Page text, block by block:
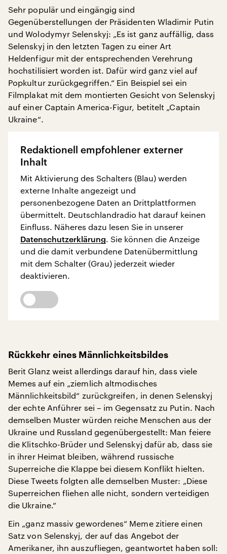
Sehr populär und eingängig sind
Gegenüberstellungen der Präsidenten Wladimir Putin
und Wolodymyr Selenskyj: „Es ist ganz auffällig, dass
Selenskyj in den letzten Tagen zu einer Art
Heldenfigur mit der entsprechenden Verehrung
hochstilisiert worden ist. Dafür wird ganz viel auf
Popkultur zurückgegriffen.“ Ein Beispiel sei ein
Filmplakat mit dem montierten Gesicht von Selenskyj
auf einer Captain America-Figur, betitelt „Captain
Ukraine“.
Redaktionell empfohlener externer
Inhalt
Mit Aktivierung des Schalters (Blau) werden
externe Inhalte angezeigt und
personenbezogene Daten an Drittplattformen
übermittelt. Deutschlandradio hat darauf keinen
Einfluss. Näheres dazu lesen Sie in unserer
Datenschutzerklärung. Sie können die Anzeige
und die damit verbundene Datenübermittlung
mit dem Schalter (Grau) jederzeit wieder
deaktivieren.
Rückkehr eines Männlichkeitsbildes
Berit Glanz weist allerdings darauf hin, dass viele
Memes auf ein „ziemlich altmodisches
Männlichkeitsbild“ zurückgreifen, in denen Selenskyj
der echte Anführer sei – im Gegensatz zu Putin. Nach
demselben Muster würden reiche Menschen aus der
Ukraine und Russland gegenübergestellt: Man feiere
die Klitschko-Brüder und Selenskyj dafür ab, dass sie
in ihrer Heimat bleiben, während russische
Superreiche die Klappe bei diesem Konflikt hielten.
Diese Tweets folgten alle demselben Muster: „Diese
Superreichen fliehen alle nicht, sondern verteidigen
die Ukraine.“
Ein „ganz massiv gewordenes“ Meme zitiere einen
Satz von Selenskyj, der auf das Angebot der
Amerikaner, ihn auszufliegen, geantwortet haben soll: